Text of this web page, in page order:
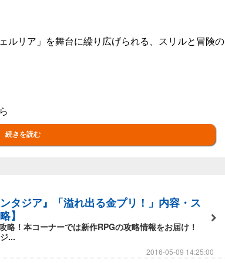
ルリア」を舞台に繰り広げられる、スリルと冒険の
アクションを搭載！モンスターも大量投入！！
迫力演出を見逃すな！
熱いＢＧＭがゲームをぐっと盛り上げてくれま
続きを読む
ンタジア』「溢れ出る金プリ！」内容・ス
】
略！本コーナーでは新作RPGの攻略情報をお届け！
...
2016-05-09 14:25:00